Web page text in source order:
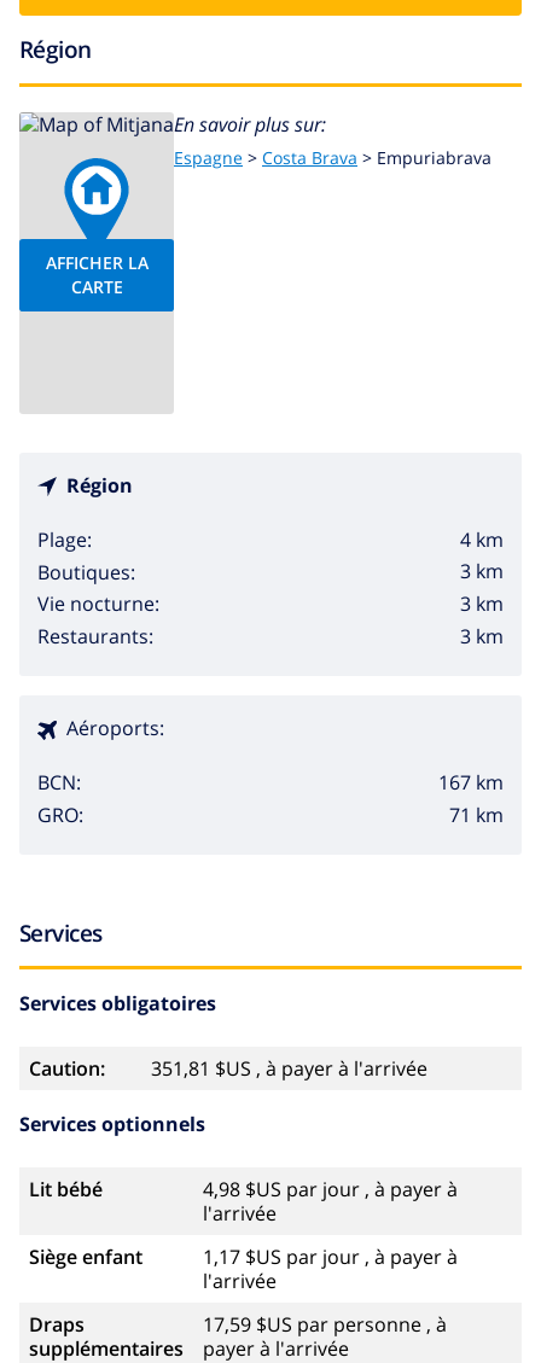
Région
AFFICHER LA
CARTE
En savoir plus sur:
Espagne > Costa Brava > Empuriabrava
Région
Plage:
4 km
Boutiques:
3 km
Vie nocturne:
3 km
Restaurants:
3 km
Aéroports:
BCN:
167 km
GRO:
71 km
Services
Services obligatoires
Caution: 351,81 $US , à payer à l'arrivée
Services optionnels
Lit bébé
4,98 $US par jour , à payer à
l'arrivée
Siège enfant
1,17 $US par jour , à payer à
l'arrivée
Draps
supplémentaires
17,59 $US par personne , à
payer à l'arrivée